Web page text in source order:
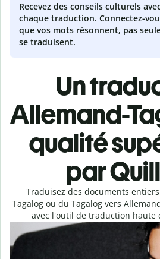
Recevez des conseils culturels
chaque traduction. Connectez-
que vos mots résonnent, pas
se traduisent.
Un
Allemand-
qualité
par
Traduisez des documents
Tagalog ou du Tagalog vers
avec l'outil de traduction haute